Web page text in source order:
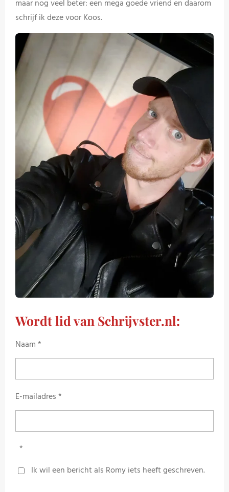
maar nog veel beter: een mega goede vriend en daarom
schrijf ik deze voor Koos.
Wordt lid van Schrijvster.nl:
Naam *
E-mailadres *
*
Ik wil een bericht als Romy iets heeft geschreven.